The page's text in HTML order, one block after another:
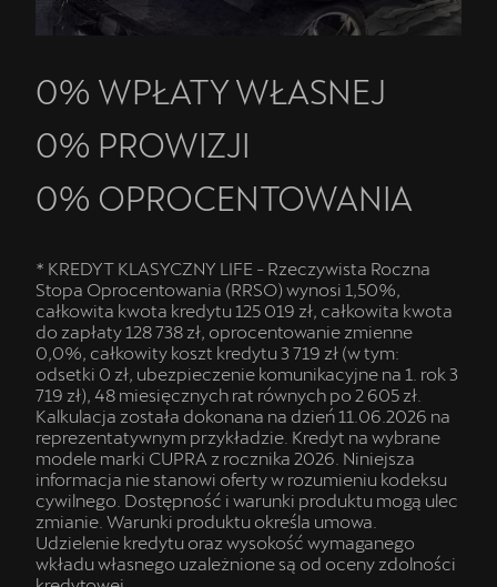
0% WPŁATY WŁASNEJ
0% PROWIZJI
0% OPROCENTOWANIA
* KREDYT KLASYCZNY LIFE - Rzeczywista Roczna
Stopa Oprocentowania (RRSO) wynosi 1,50%,
całkowita kwota kredytu 125 019 zł, całkowita kwota
do zapłaty 128 738 zł, oprocentowanie zmienne
0,0%, całkowity koszt kredytu 3 719 zł (w tym:
odsetki 0 zł, ubezpieczenie komunikacyjne na 1. rok 3
719 zł), 48 miesięcznych rat równych po 2 605 zł.
Kalkulacja została dokonana na dzień 11.06.2026 na
reprezentatywnym przykładzie. Kredyt na wybrane
modele marki CUPRA z rocznika 2026. Niniejsza
informacja nie stanowi oferty w rozumieniu kodeksu
cywilnego. Dostępność i warunki produktu mogą ulec
zmianie. Warunki produktu określa umowa.
Udzielenie kredytu oraz wysokość wymaganego
wkładu własnego uzależnione są od oceny zdolności